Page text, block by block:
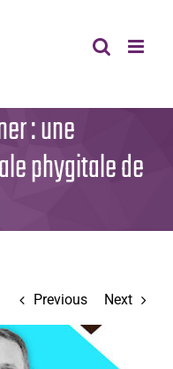
: une
phygitale de
Previous Next